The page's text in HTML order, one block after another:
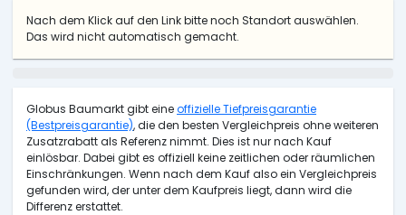
Nach dem Klick auf den Link bitte noch Standort auswählen.
Das wird nicht automatisch gemacht.
Globus Baumarkt gibt eineoffizielle Tiefpreisgarantie
(Bestpreisgarantie), die den besten Vergleichpreis ohne weiteren
Zusatzrabatt als Referenz nimmt. Dies ist nur nach Kauf
einlösbar. Dabei gibt es offiziell keine zeitlichen oder räumlichen
Einschränkungen. Wenn nach dem Kauf also ein Vergleichpreis
gefunden wird, der unter dem Kaufpreis liegt, dann wird die
Differenz erstattet.